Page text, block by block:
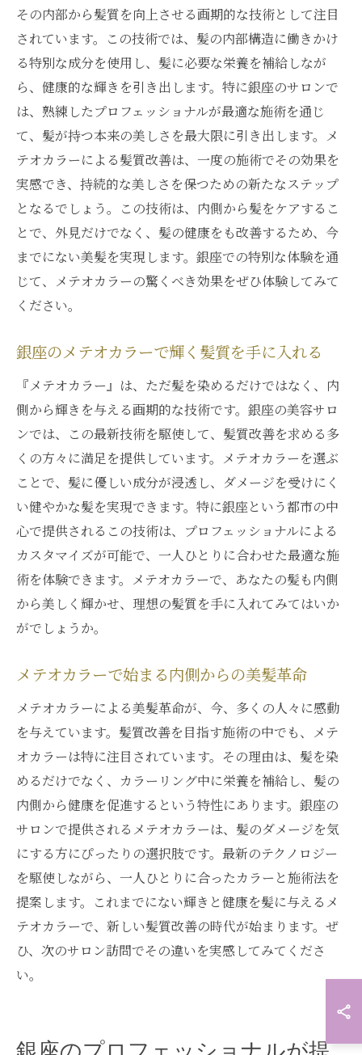
その内部から髪質を向上させる画期的な技術として注目
されています。この技術では、髪の内部構造に働きかけ
る特別な成分を使用し、髪に必要な栄養を補給しなが
ら、健康的な輝きを引き出します。特に銀座のサロンで
は、熟練したプロフェッショナルが最適な施術を通じ
て、髪が持つ本来の美しさを最大限に引き出します。メ
テオカラーによる髪質改善は、一度の施術でその効果を
実感でき、持続的な美しさを保つための新たなステップ
となるでしょう。この技術は、内側から髪をケアするこ
とで、外見だけでなく、髪の健康をも改善するため、今
までにない美髪を実現します。銀座での特別な体験を通
じて、メテオカラーの驚くべき効果をぜひ体験してみて
ください。
銀座のメテオカラーで輝く髪質を手に入れる
『メテオカラー』は、ただ髪を染めるだけではなく、内
側から輝きを与える画期的な技術です。銀座の美容サロ
ンでは、この最新技術を駆使して、髪質改善を求める多
くの方々に満足を提供しています。メテオカラーを選ぶ
ことで、髪に優しい成分が浸透し、ダメージを受けにく
い健やかな髪を実現できます。特に銀座という都市の中
心で提供されるこの技術は、プロフェッショナルによる
カスタマイズが可能で、一人ひとりに合わせた最適な施
術を体験できます。メテオカラーで、あなたの髪も内側
から美しく輝かせ、理想の髪質を手に入れてみてはいか
がでしょうか。
メテオカラーで始まる内側からの美髪革命
メテオカラーによる美髪革命が、今、多くの人々に感動
を与えています。髪質改善を目指す施術の中でも、メテ
オカラーは特に注目されています。その理由は、髪を染
めるだけでなく、カラーリング中に栄養を補給し、髪の
内側から健康を促進するという特性にあります。銀座の
サロンで提供されるメテオカラーは、髪のダメージを気
にする方にぴったりの選択肢です。最新のテクノロジー
を駆使しながら、一人ひとりに合ったカラーと施術法を
提案します。これまでにない輝きと健康を髪に与えるメ
テオカラーで、新しい髪質改善の時代が始まります。ぜ
ひ、次のサロン訪問でその違いを実感してみてくださ
い。